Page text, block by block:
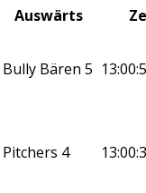
Auswärts
Bully Bären 5
Pitchers 4